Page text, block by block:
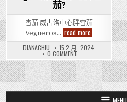
茄?
雪茄 威古洛中心胖雪茄
Vegueros… read more
間
Hong
Kong
Cigar
Shop
有
Vegueros
Centrogordos
Cigar
DIANACHIU 15 2 月, 2024
0 COMMENTON
邊
間
HONG
KONG
CIGAR
SHOP